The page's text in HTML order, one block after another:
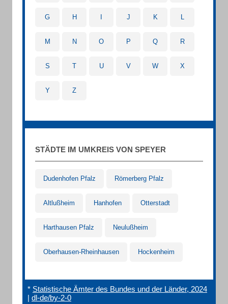
G H J K L
M N O P Q R
S T U V W X
Y Z
STÄDTE IM UMKREIS VON SPEYER
Dudenhofen Pfalz Römerberg Pfalz
Altlußheim Hanhofen Otterstadt
Harthausen Pfalz Neulußheim
Oberhausen-Rheinhausen Hockenheim
* Statistische Ämter des Bundes und der Länder, 2024
| dl-de/by-2-0